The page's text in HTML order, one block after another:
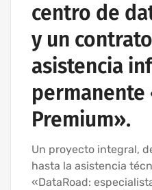
centro de
y un
asistencia
permanente
Premium».
Un proyecto integral,
hasta la asistencia
«DataRoad: